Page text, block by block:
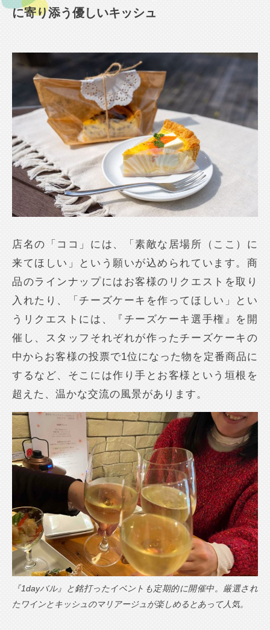
に寄り添う優しいキッシュ
店名の「ココ」には、「素敵な居場所（ここ）に
来てほしい」という願いが込められています。商
品のラインナップにはお客様のリクエストを取り
入れたり、「チーズケーキを作ってほしい」とい
うリクエストには、『チーズケーキ選手権』を開
催し、スタッフそれぞれが作ったチーズケーキの
中からお客様の投票で1位になった物を定番商品に
するなど、そこには作り手とお客様という垣根を
超えた、温かな交流の風景があります。
『1dayバル』と銘打ったイベントも定期的に開催中。厳選され
たワインとキッシュのマリアージュが楽しめるとあって人気。